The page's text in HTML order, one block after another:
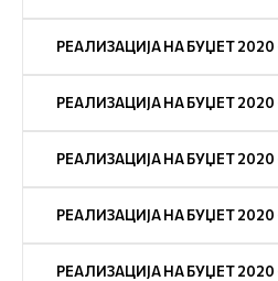
РЕАЛИЗАЦИЈА НА БУЏЕТ
РЕАЛИЗАЦИЈА НА БУЏЕТ
РЕАЛИЗАЦИЈА НА БУЏЕТ
РЕАЛИЗАЦИЈА НА БУЏЕТ 2020
РЕАЛИЗАЦИЈА НА БУЏЕТ 2020